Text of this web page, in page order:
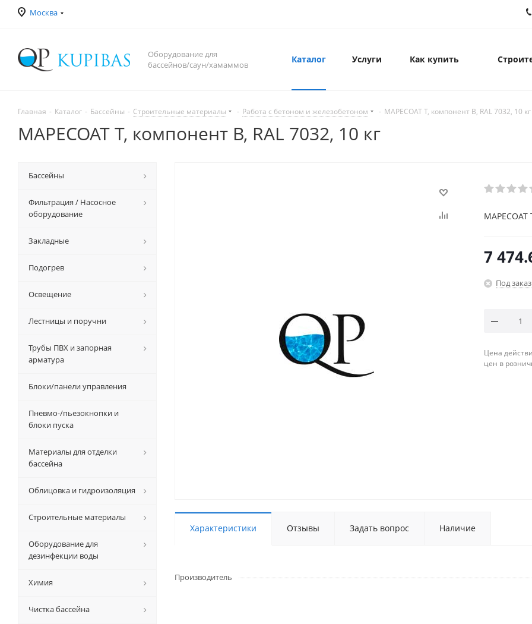
Москва
Оборудование для
бассейнов/саун/хамаммов
Каталог Услуги Как купить
Главная - Каталог - Бассейны - Строительные материалы - Работа с бетоном и железобетоном - MAPECOAT T, компонент В, RAL 7032, 10 кг
MAPECOAT T, компонент В, RAL 7032, 10 кг
7
Под заказ
Цена
цен в
Характеристики Отзывы Задать вопрос Наличие
Производитель
Бассейны
Фильтрация / Насосное
оборудование
Закладные
Подогрев
Освещение
Лестницы и поручни
Трубы ПВХ и запорная
арматура
Блоки/панели управления
Пневмо-/пьезокнопки и
блоки пуска
Материалы для отделки
бассейна
Облицовка и гидроизоляция
Строительные материалы
Оборудование для
дезинфекции воды
Химия
Чистка бассейна